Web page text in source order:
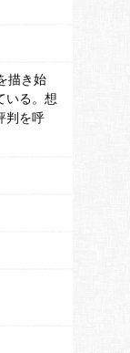
製で、地綸に
した年であり
田資正（三楽
。
描き始
いる。想
判を呼